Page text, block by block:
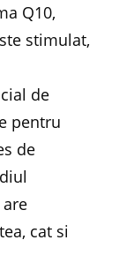
Q10,
stimulat,
de
pentru
de
cat si